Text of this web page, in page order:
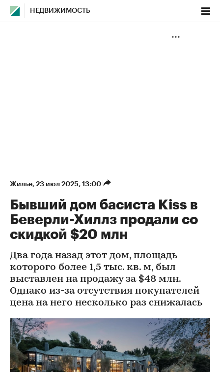
НЕДВИЖИМОСТЬ
Жилье⁠, 23 июл 2025, 13:00
Бывший дом басиста Kiss в
Беверли-Хиллз продали со
скидкой $20 млн
Два года назад этот дом, площадь
которого более 1,5 тыс. кв. м, был
выставлен на продажу за $48 млн.
Однако из-за отсутствия покупателей
цена на него несколько раз снижалась